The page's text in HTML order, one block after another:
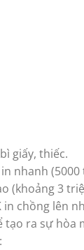
giấy, thiếc.
nhanh
(khoảng 3
chồng lên
tạo ra sự hòa